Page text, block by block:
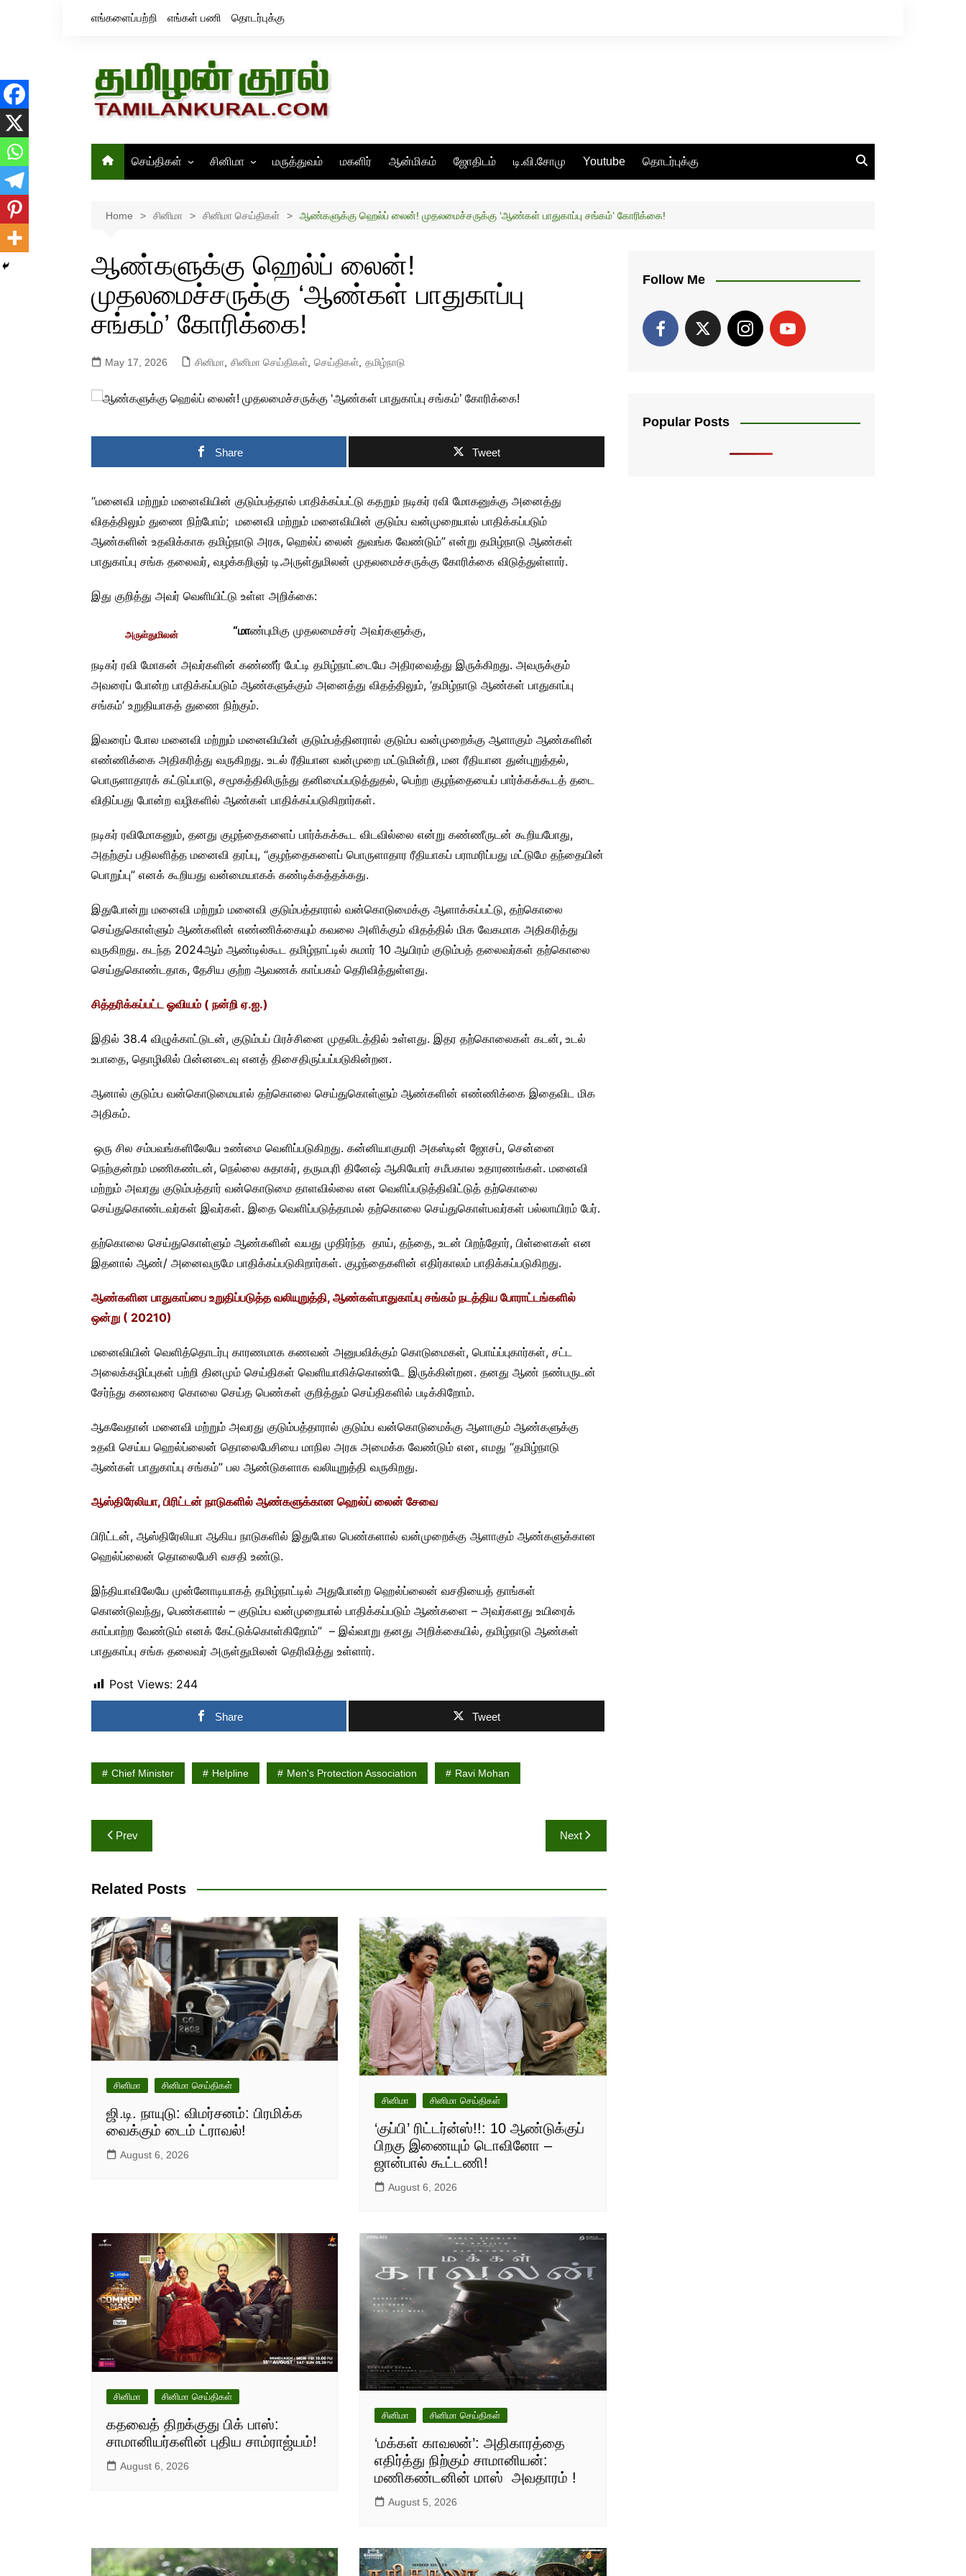
எங்களைப்பற்றி எங்கள் பணி தொடர்புக்கு
செய்திகள்
இந்தியா
சினிமா
திரைவிமர்சனம்
மருத்துவம் மகளிர் ஆன்மிகம் ஜோதிடம் டி.வி.சோமு Youtube தொடர்புக்கு
Home சினிமா சினிமா செய்திகள் ஆண்களுக்கு ஹெல்ப் லைன்! முதலமைச்சருக்கு ‘ஆண்கள் பாதுகாப்பு சங்கம்’ கோரிக்கை!
ஆண்களுக்கு ஹெல்ப் லைன்!
முதலமைச்சருக்கு ‘ஆண்கள் பாதுகாப்பு
சங்கம்’ கோரிக்கை!
May 17, 2026 சினிமா சினிமா செய்திகள் செய்திகள் தமிழ்நாடு
Share Tweet
“மனைவி மற்றும் மனைவியின் குடும்பத்தால் பாதிக்கப்பட்டு கதறும் நடிகர் ரவி மோகனுக்கு அனைத்து
விதத்திலும் துணை நிற்போம்; மனைவி மற்றும் மனைவியின் குடும்ப வன்முறையால் பாதிக்கப்படும்
ஆண்களின் உதவிக்காக தமிழ்நாடு அரசு, ஹெல்ப் லைன் துவங்க வேண்டும்” என்று தமிழ்நாடு ஆண்கள்
பாதுகாப்பு சங்க தலைவர், வழக்கறிஞர் டி.அருள்துமிலன் முதலமைச்சருக்கு கோரிக்கை விடுத்துள்ளார்.
இது குறித்து அவர் வெளியிட்டு உள்ள அறிக்கை:
அருள்துமிலன் “மாண்புமிகு முதலமைச்சர் அவர்களுக்கு,
நடிகர் ரவி மோகன் அவர்களின் கண்ணீர் பேட்டி தமிழ்நாட்டையே அதிரவைத்து இருக்கிறது. அவருக்கும்
அவரைப் போன்ற பாதிக்கப்படும் ஆண்களுக்கும் அனைத்து விதத்திலும், ‘தமிழ்நாடு ஆண்கள் பாதுகாப்பு
சங்கம்’ உறுதியாகத் துணை நிற்கும்.
இவரைப் போல மனைவி மற்றும் மனைவியின் குடும்பத்தினரால் குடும்ப வன்முறைக்கு ஆளாகும் ஆண்களின்
எண்ணிக்கை அதிகரித்து வருகிறது. உடல் ரீதியான வன்முறை மட்டுமின்றி, மன ரீதியான துன்புறுத்தல்,
பொருளாதாரக் கட்டுப்பாடு, சமூகத்திலிருந்து தனிமைப்படுத்துதல், பெற்ற குழந்தையைப் பார்க்கக்கூடத் தடை
விதிப்பது போன்ற வழிகளில் ஆண்கள் பாதிக்கப்படுகிறார்கள்.
நடிகர் ரவிமோகனும், தனது குழந்தைகளைப் பார்க்கக்கூட விடவில்லை என்று கண்ணீருடன் கூறியபோது,
அதற்குப் பதிலளித்த மனைவி தரப்பு, “குழந்தைகளைப் பொருளாதார ரீதியாகப் பராமரிப்பது மட்டுமே தந்தையின்
பொறுப்பு” எனக் கூறியது வன்மையாகக் கண்டிக்கத்தக்கது.
இதுபோன்று மனைவி மற்றும் மனைவி குடும்பத்தாரால் வன்கொடுமைக்கு ஆளாக்கப்பட்டு, தற்கொலை
செய்துகொள்ளும் ஆண்களின் எண்ணிக்கையும் கவலை அளிக்கும் விதத்தில் மிக வேகமாக அதிகரித்து
வருகிறது. கடந்த 2024ஆம் ஆண்டில்கூட தமிழ்நாட்டில் சுமார் 10 ஆயிரம் குடும்பத் தலைவர்கள் தற்கொலை
செய்துகொண்டதாக, தேசிய குற்ற ஆவணக் காப்பகம் தெரிவித்துள்ளது.
சித்தரிக்கப்பட்ட ஓவியம் ( நன்றி ஏ.ஐ.)
இதில் 38.4 விழுக்காட்டுடன், குடும்பப் பிரச்சினை முதலிடத்தில் உள்ளது. இதர தற்கொலைகள் கடன், உடல்
உபாதை, தொழிலில் பின்னடைவு எனத் திசைதிருப்பப்படுகின்றன.
ஆனால் குடும்ப வன்கொடுமையால் தற்கொலை செய்துகொள்ளும் ஆண்களின் எண்ணிக்கை இதைவிட மிக
அதிகம்.
ஒரு சில சம்பவங்களிலேயே உண்மை வெளிப்படுகிறது. கன்னியாகுமரி அகஸ்டின் ஜோசப், சென்னை
நெற்குன்றம் மணிகண்டன், நெல்லை சுதாகர், தருமபுரி தினேஷ் ஆகியோர் சமீபகால உதாரணங்கள். மனைவி
மற்றும் அவரது குடும்பத்தார் வன்கொடுமை தாளவில்லை என வெளிப்படுத்திவிட்டுத் தற்கொலை
செய்துகொண்டவர்கள் இவர்கள். இதை வெளிப்படுத்தாமல் தற்கொலை செய்துகொள்பவர்கள் பல்லாயிரம் பேர்.
தற்கொலை செய்துகொள்ளும் ஆண்களின் வயது முதிர்ந்த தாய், தந்தை, உடன் பிறந்தோர், பிள்ளைகள் என
இதனால் ஆண்/ அனைவருமே பாதிக்கப்படுகிறார்கள். குழந்தைகளின் எதிர்காலம் பாதிக்கப்படுகிறது.
ஆண்களின பாதுகாப்பை உறுதிப்படுத்த வலியுறுத்தி, ஆண்கள்பாதுகாப்பு சங்கம் நடத்திய போராட்டங்களில்
ஒன்று ( 20210)
மனைவியின் வெளித்தொடர்பு காரணமாக கணவன் அனுபவிக்கும் கொடுமைகள், பொய்ப்புகார்கள், சட்ட
அலைக்கழிப்புகள் பற்றி தினமும் செய்திகள் வெளியாகிக்கொண்டே இருக்கின்றன. தனது ஆண் நண்பருடன்
சேர்ந்து கணவரை கொலை செய்த பெண்கள் குறித்தும் செய்திகளில் படிக்கிறோம்.
ஆகவேதான் மனைவி மற்றும் அவரது குடும்பத்தாரால் குடும்ப வன்கொடுமைக்கு ஆளாகும் ஆண்களுக்கு
உதவி செய்ய ஹெல்ப்லைன் தொலைபேசியை மாநில அரசு அமைக்க வேண்டும் என, எமது “தமிழ்நாடு
ஆண்கள் பாதுகாப்பு சங்கம்” பல ஆண்டுகளாக வலியுறுத்தி வருகிறது.
ஆஸ்திரேலியா, பிரிட்டன் நாடுகளில் ஆண்களுக்கான ஹெல்ப் லைன் சேவை
பிரிட்டன், ஆஸ்திரேலியா ஆகிய நாடுகளில் இதுபோல பெண்களால் வன்முறைக்கு ஆளாகும் ஆண்களுக்கான
ஹெல்ப்லைன் தொலைபேசி வசதி உண்டு.
இந்தியாவிலேயே முன்னோடியாகத் தமிழ்நாட்டில் அதுபோன்ற ஹெல்ப்லைன் வசதியைத் தாங்கள்
கொண்டுவந்து, பெண்களால் – குடும்ப வன்முறையால் பாதிக்கப்படும் ஆண்களை – அவர்களது உயிரைக்
காப்பாற்ற வேண்டும் எனக் கேட்டுக்கொள்கிறோம்” – இவ்வாறு தனது அறிக்கையில், தமிழ்நாடு ஆண்கள்
பாதுகாப்பு சங்க தலைவர் அருள்துமிலன் தெரிவித்து உள்ளார்.
Post Views: 244
Share Tweet
Chief Minister Helpline Men's Protection Association Ravi Mohan
Post
navigation
Prev Next
Related Posts
சினிமா சினிமா செய்திகள்
ஜி.டி. நாயுடு: விமர்சனம்: பிரமிக்க
வைக்கும் டைம் ட்ராவல்!
August 6, 2026
சினிமா சினிமா செய்திகள்
‘குப்பி’ ரிட்டர்ன்ஸ்!!: 10 ஆண்டுக்குப்
பிறகு இணையும் டொவினோ –
ஜான்பால் கூட்டணி!
August 6, 2026
சினிமா சினிமா செய்திகள்
கதவைத் திறக்குது பிக் பாஸ்:
சாமானியர்களின் புதிய சாம்ராஜ்யம்!
August 6, 2026
சினிமா சினிமா செய்திகள்
‘மக்கள் காவலன்’: அதிகாரத்தை
எதிர்த்து நிற்கும் சாமானியன்:
மணிகண்டனின் மாஸ் அவதாரம் !
August 5, 2026
Follow Me
Popular Posts